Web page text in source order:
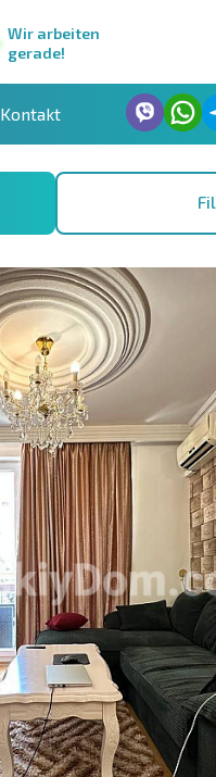
Wir arbeiten
gerade!
Kontakt